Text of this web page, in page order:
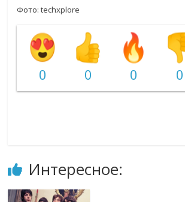
Фото: techxplore
0 0 0 0
Интересное: